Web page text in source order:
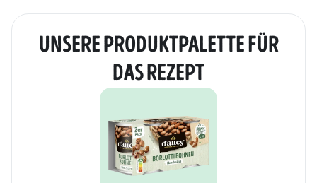
UNSERE PRODUKTPALETTE FÜR
DAS REZEPT